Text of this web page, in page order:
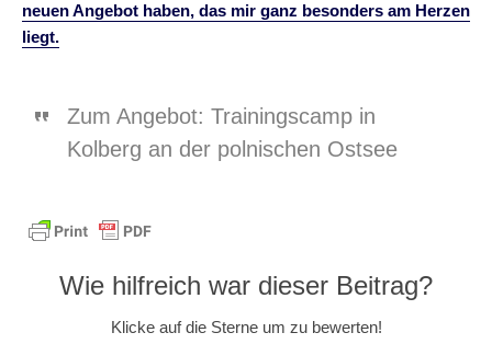
neuen Angebot haben, das mir ganz besonders am Herzen
liegt.
Zum Angebot: Trainingscamp in
Kolberg an der polnischen Ostsee
Wie hilfreich war dieser Beitrag?
Klicke auf die Sterne um zu bewerten!